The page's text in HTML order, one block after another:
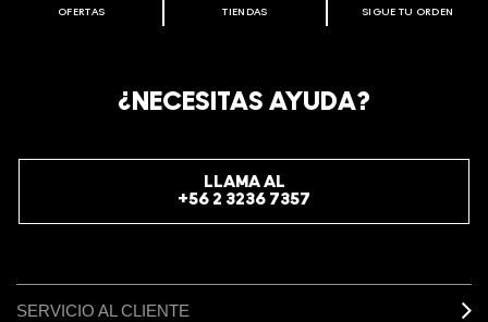
BIENVENIDO A M·A·C COSMETICS
REGÍSTRATE AHORA PARA RECIBIR INFORMACIÓN
OFERTAS TIENDAS SIGUE TU ORDEN
¿NECESITAS AYUDA?
LLAMA AL
+56 2 3236 7357
SERVICIO AL CLIENTE